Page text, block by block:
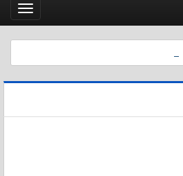
Toggle